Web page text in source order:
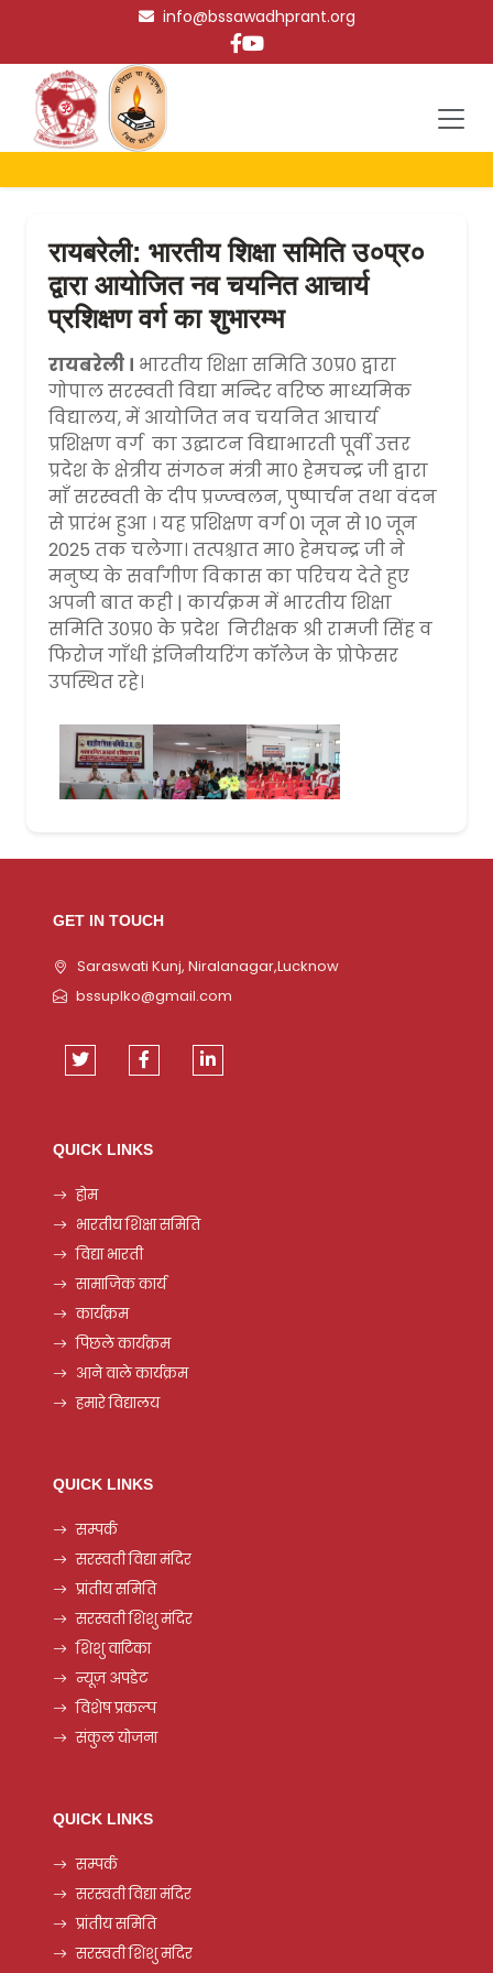
info@bssawadhprant.org
रायबरेली: भारतीय शिक्षा समिति उ०प्र०
द्वारा आयोजित नव चयनित आचार्य
प्रशिक्षण वर्ग का शुभारम्भ
रायबरेली । भारतीय शिक्षा समिति उ०प्र० द्वारा
गोपाल सरस्वती विद्या मन्दिर वरिष्ठ माध्यमिक
विद्यालय, में आयोजित नव चयनित आचार्य
प्रशिक्षण वर्ग का उद्घाटन विद्याभारती पूर्वी उत्तर
प्रदेश के क्षेत्रीय संगठन मंत्री मा० हेमचन्द्र जी द्वारा
माँ सरस्वती के दीप प्रज्ज्वलन, पुष्पार्चन तथा वंदन
से प्रारंभ हुआ । यह प्रशिक्षण वर्ग 01 जून से 10 जून
2025 तक चलेगा। तत्पश्चात मा० हेमचन्द्र जी ने
मनुष्य के सर्वांगीण विकास का परिचय देते हुए
अपनी बात कही | कार्यक्रम में भारतीय शिक्षा
समिति उ०प्र० के प्रदेश निरीक्षक श्री रामजी सिंह व
फिरोज गाँधी इंजिनीयरिंग कॉलेज के प्रोफेसर
उपस्थित रहे।
GET IN TOUCH
Saraswati Kunj, Niralanagar,Lucknow
bssuplko@gmail.com
QUICK LINKS
होम
भारतीय शिक्षा समिति
विद्या भारती
सामाजिक कार्य
कार्यक्रम
पिछले कार्यक्रम
आने वाले कार्यक्रम
हमारे विद्यालय
QUICK LINKS
सम्पर्क
सरस्वती विद्या मंदिर
प्रांतीय समिति
सरस्वती शिशु मंदिर
शिशु वाटिका
न्यूज़ अपडेट
विशेष प्रकल्प
संकुल योजना
QUICK LINKS
सम्पर्क
सरस्वती विद्या मंदिर
प्रांतीय समिति
सरस्वती शिशु मंदिर